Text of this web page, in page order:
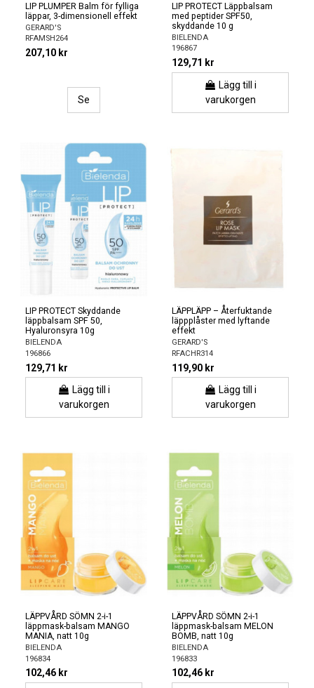
LIP PLUMPER Balm för fylliga
läppar, 3-dimensionell effekt
GERARD'S
RFAMSH264
207,10 kr
Se
LIP PROTECT Läppbalsam
med peptider SPF50,
skyddande 10 g
BIELENDA
196867
129,71 kr
Lägg till i
varukorgen
LIP PROTECT Skyddande
läppbalsam SPF 50,
Hyaluronsyra 10g
BIELENDA
196866
129,71 kr
Lägg till i
varukorgen
LÄPPLÄPP – Återfuktande
läppplåster med lyftande
effekt
GERARD'S
RFACHR314
119,90 kr
Lägg till i
varukorgen
LÄPPVÅRD SÖMN 2-i-1
läppmask-balsam MANGO
MANIA, natt 10g
BIELENDA
196834
102,46 kr
LÄPPVÅRD SÖMN 2-i-1
läppmask-balsam MELON
BOMB, natt 10g
BIELENDA
196833
102,46 kr